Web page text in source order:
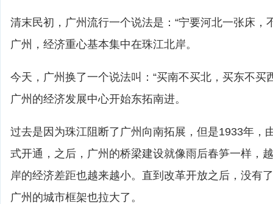
清末民初，广州流行一个说法是：“宁要河北一张床，
广州，经济重心基本集中在珠江北岸。
今天，广州换了一个说法叫：“买南不买北，买东不买
广州的经济发展中心开始东拓南进。
过去是因为珠江阻断了广州向南拓展，但是1933年，
式开通，之后，广州的桥梁建设就像雨后春笋一样，
岸的经济差距也越来越小。直到改革开放之后，没有
广州的城市框架也拉大了。